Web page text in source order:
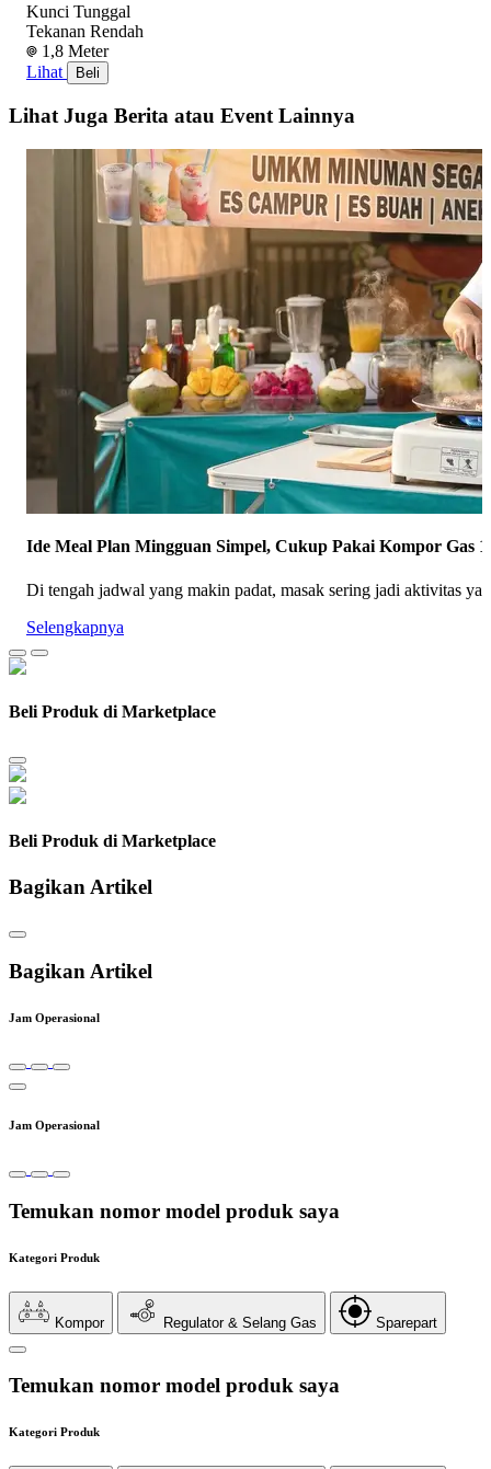
Kunci Tunggal
Tekanan Rendah
1,8 Meter
Lihat
Beli
Lihat Juga Berita atau Event Lainnya
Ide Meal Plan Mingguan Simpel, Cukup Pakai Kompor Gas
Di tengah jadwal yang makin padat, masak sering jadi aktivitas
Selengkapnya
Beli Produk di Marketplace
Beli Produk di Marketplace
Bagikan Artikel
Bagikan Artikel
Jam Operasional
Jam Operasional
Temukan nomor model produk saya
Kategori Produk
Kompor Regulator & Selang Gas Sparepart
Temukan nomor model produk saya
Kategori Produk